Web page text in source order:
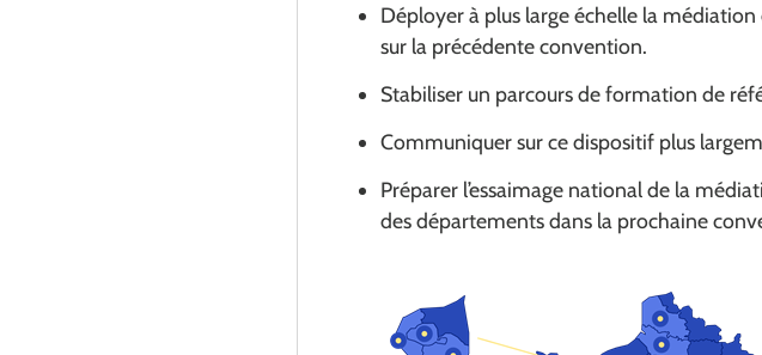
Déployer à plus large échelle la
sur la précédente convention.
Stabiliser un parcours de formation de
Communiquer sur ce dispositif plus
Préparer l’essaimage national de la
des départements dans la prochaine